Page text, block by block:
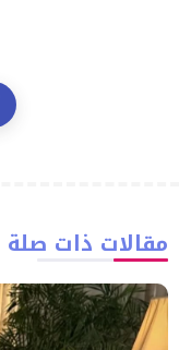
مقالات ذات صلة